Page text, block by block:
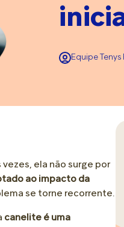
Relaxamento e Bem-
Colo e Conexão
• Texturas e Tipos de
Equipe Tenys
vezes, ela não surge por
ao impacto da
se torne recorrente.
canelite é uma